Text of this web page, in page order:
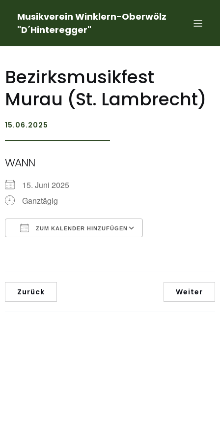
Musikverein Winklern-Oberwölz
"D´Hinteregger"
Bezirksmusikfest
Murau (St. Lambrecht)
15.06.2025
WANN
15. Juni 2025
Ganztägig
ZUM KALENDER HINZUFÜGEN
Zurück Weiter